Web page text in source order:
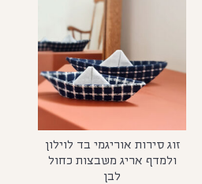
זוג סירות אוריגמי בד לוילון
ולמדף אריג משבצות כחול
לבן